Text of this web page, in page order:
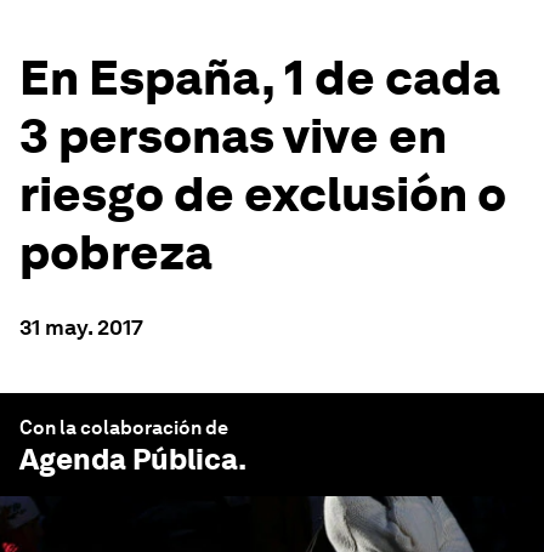
En España, 1 de cada
3 personas vive en
riesgo de exclusión o
pobreza
31 may. 2017
Con la colaboración de
Agenda Pública.